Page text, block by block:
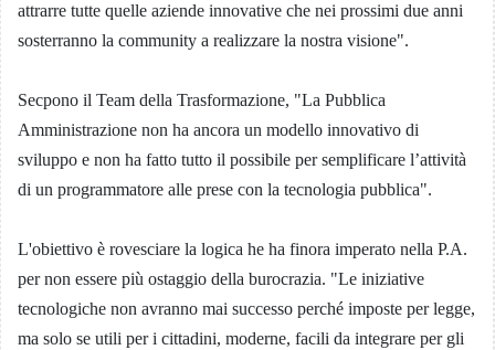
attrarre tutte quelle aziende innovative che nei prossimi due anni
sosterranno la community a realizzare la nostra visione".
Secpono il Team della Trasformazione, "La Pubblica
Amministrazione non ha ancora un modello innovativo di
sviluppo e non ha fatto tutto il possibile per semplificare l’attività
di un programmatore alle prese con la tecnologia pubblica".
L'obiettivo è rovesciare la logica he ha finora imperato nella P.A.
per non essere più ostaggio della burocrazia. "Le iniziative
tecnologiche non avranno mai successo perché imposte per legge,
ma solo se utili per i cittadini, moderne, facili da integrare per gli